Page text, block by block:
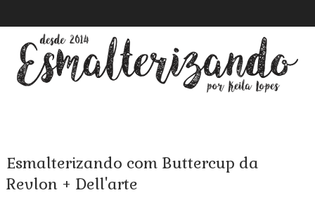
Esmalterizando com Buttercup da
Revlon + Dell'arte